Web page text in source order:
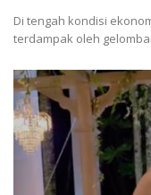
Di tengah kondisi
terdampak oleh